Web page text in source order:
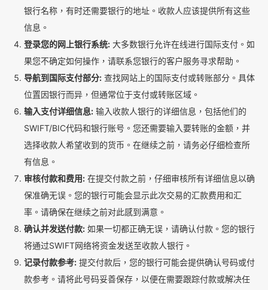
银行名称，有时还需要银行的地址。收款人应该提供所有这些
信息。
登录您的网上银行系统: 大多数银行允许在线进行国际支付。如
果您不确定如何操作，请联系您银行的客户服务寻求帮助。
导航到国际支付部分: 查找网站上的国际支付或转账部分。具体
位置因银行而异，但通常位于支付或转账区域。
输入支付详细信息: 输入收款人银行的详细信息，包括他们的
SWIFT/BIC代码和银行账号。您还需要输入要转账的金额，并
选择收款人希望收到的货币。在继续之前，请务必仔细检查所
有信息。
审核付款和费用: 在提交付款之前，仔细审核所有详细信息以确
保准确无误。您的银行可能会显示此次交易的汇款费用和汇
率。请确保在继续之前对此感到满意。
确认并发送付款: 如果一切都正确无误，请确认付款。您的银行
将通过SWIFT网络将资金发送至收款人银行。
记录付款参考: 提交付款后，您的银行可能会提供确认号码或付
款参考。请将此号码妥善保存，以便在需要跟踪付款或解决任